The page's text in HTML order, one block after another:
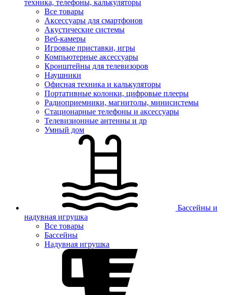
техника, телефоны, калькуляторы
Все товары
Аксессуары для смартфонов
Акустические системы
Веб-камеры
Игровые приставки, игры
Компьютерные аксессуары
Кронштейны для телевизоров
Наушники
Офисная техника и калькуляторы
Портативные колонки, цифровые плееры
Радиоприемники, магнитолы, минисистемы
Стационарные телефоны и аксессуары
Телевизионные антенны и др
Умный дом
Бассейны и
надувная игрушка
Все товары
Бассейны
Надувная игрушка